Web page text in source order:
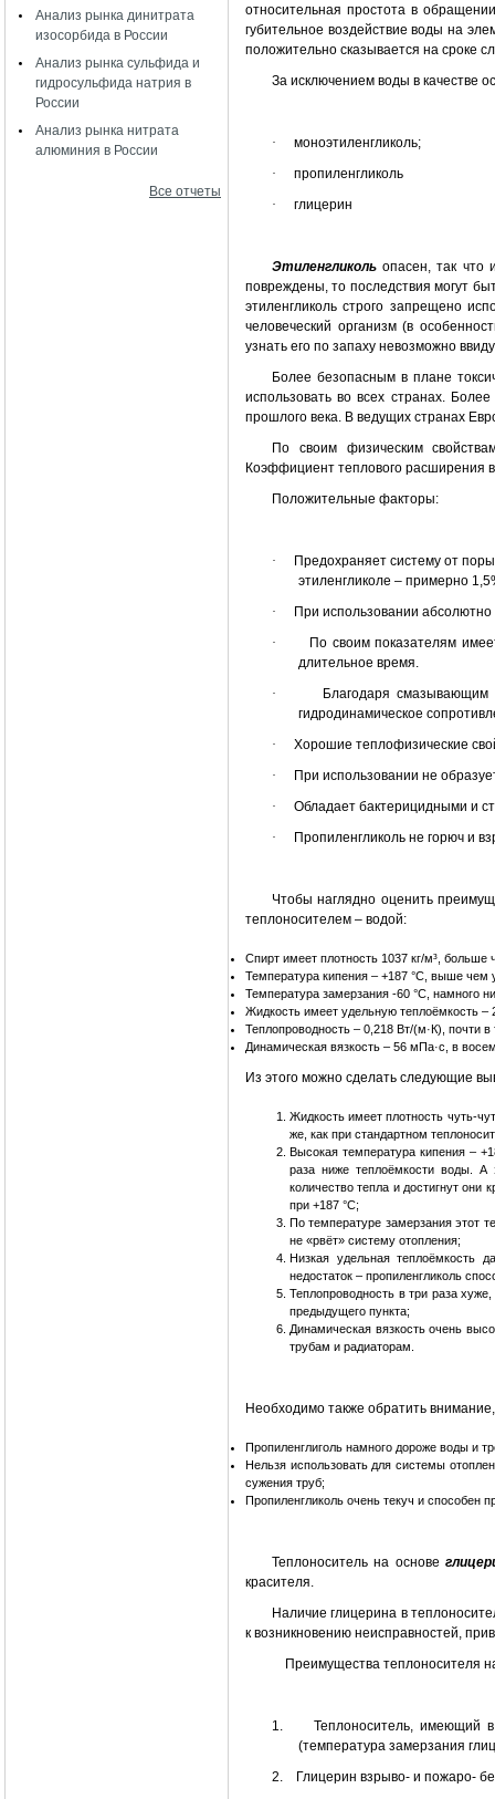
Анализ рынка динитрата
изосорбида в России
Анализ рынка сульфида и
гидросульфида натрия в
России
Анализ рынка нитрата
алюминия в России
Все отчеты
относительная простота в
губительное воздействие воды на
положительно сказывается на сроке
За исключением воды в качестве
·
моноэтиленгликоль;
·
пропиленгликоль
·
глицерин
Этиленгликоль опасен, так что
повреждены, то последствия могут
этиленгликоль строго запрещено
человеческий организм (в
узнать его по запаху невозможно
Более безопасным в плане
использовать во всех странах.
прошлого века. В ведущих странах
По своим физическим
Коэффициент теплового расширения
Положительные факторы:
·
Предохраняет систему от
этиленгликоле – примерно
·
При использовании абсолютно
·
По своим показателям
длительное время.
·
Благодаря смазывающим
гидродинамическое
·
Хорошие теплофизические
·
При использовании не
·
Обладает бактерицидными и
·
Пропиленгликоль не горюч и
Чтобы наглядно оценить
теплоносителем – водой:
Спирт имеет плотность 1037 кг/м³, больше
Температура кипения – +187 °С, выше чем
Температура замерзания -60 °С, намного
Жидкость имеет удельную теплоёмкость –
Теплопроводность – 0,218 Вт/(м·К), почти
Динамическая вязкость – 56 мПа·с, в
Из этого можно сделать следующие
Жидкость имеет плотность чуть-
же, как при стандартном
Высокая температура кипения –
раза ниже теплоёмкости воды. А
количество тепла и достигнут они
при +187 °C;
По температуре замерзания этот
не «рвёт» систему отопления;
Низкая удельная теплоёмкость
недостаток – пропиленгликоль
Теплопроводность в три раза
предыдущего пункта;
Динамическая вязкость очень
трубам и радиаторам.
Необходимо также обратить
Пропиленглиголь намного дороже воды и
Нельзя использовать для системы
сужения труб;
Пропиленгликоль очень текуч и способен
Теплоноситель на основе
красителя.
Наличие глицерина в
к возникновению неисправностей,
Преимущества теплоносителя на
1.
Теплоноситель, имеющий
(температура замерзания
2.
Глицерин взрыво- и пожаро-